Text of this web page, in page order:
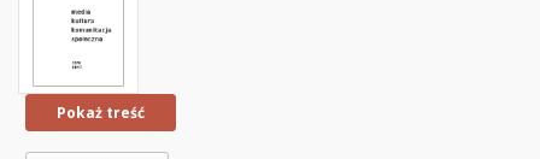
Pokaż treść